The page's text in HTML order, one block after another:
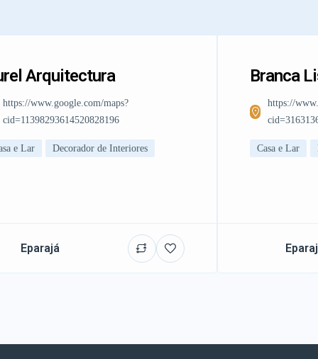
Arquitectura
https://www.google.com/maps?
cid=11398293614520828196
e Lar Decorador de Interiores
Eparajá
Branca
https://
Casa e Lar